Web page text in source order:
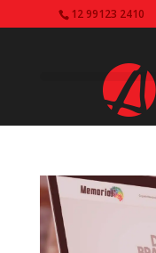
12 99123 2410